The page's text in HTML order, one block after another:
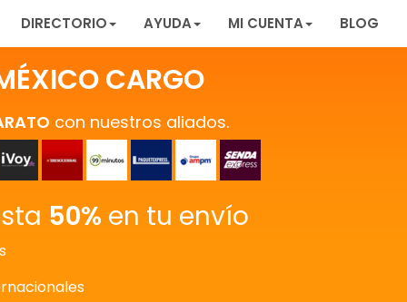
DIRECTORIO AYUDA MI CUENTA BLOG
CARGO
con nuestros aliados.
50% en tu envío